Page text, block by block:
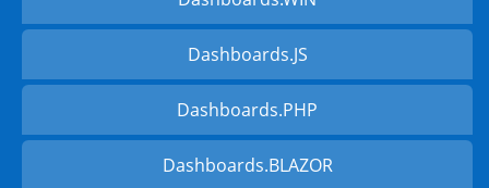
Dashboards.JS
Dashboards.PHP
Dashboards.BLAZOR